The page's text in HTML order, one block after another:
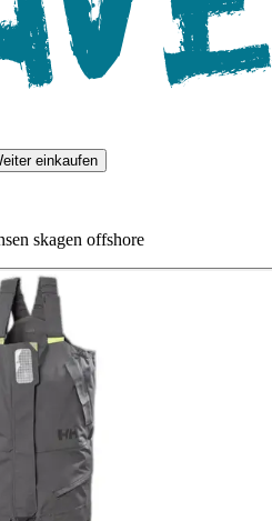
einkaufen
skagen offshore